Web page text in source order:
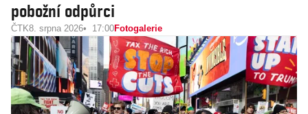
pobožní odpůrci
ČTK8. srpna 2026 17:00Fotogalerie